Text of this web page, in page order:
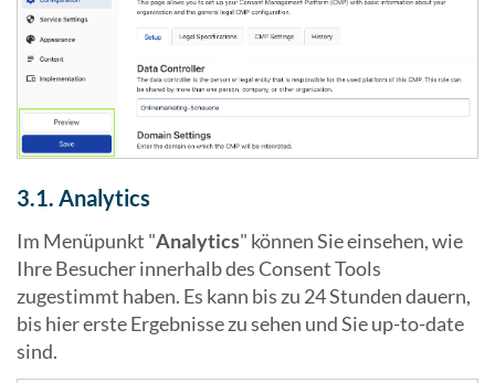
3.1. Analytics
Im Menüpunkt "Analytics" können Sie einsehen, wie
Ihre Besucher innerhalb des Consent Tools
zugestimmt haben. Es kann bis zu 24 Stunden dauern,
bis hier erste Ergebnisse zu sehen und Sie up-to-date
sind.